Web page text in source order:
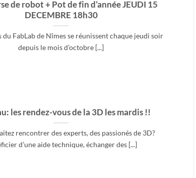
de robot + Pot de fin d’année JEUDI 15
DECEMBRE 18h30
du FabLab de Nîmes se réunissent chaque jeudi soir
depuis le mois d’octobre [...]
les rendez-vous de la 3D les mardis !!
rencontrer des experts, des passionés de 3D?
d’une aide technique, échanger des [...]